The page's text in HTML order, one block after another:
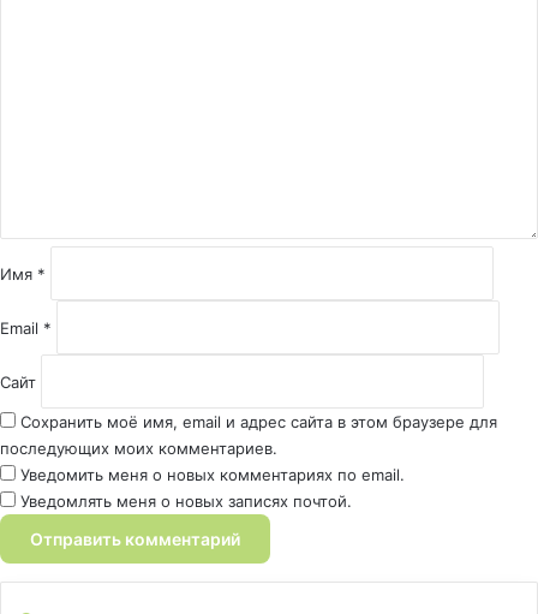
и
й
Имя *
Email *
Сайт
Сохранить моё имя, email и адрес сайта в этом браузере для
последующих моих комментариев.
Уведомить меня о новых комментариях по email.
Уведомлять меня о новых записях почтой.